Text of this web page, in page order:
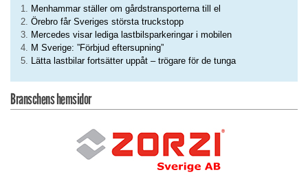
Menhammar ställer om gårdstransporterna till el
Örebro får Sveriges största truckstopp
Mercedes visar lediga lastbilsparkeringar i mobilen
M Sverige: ”Förbjud eftersupning”
Lätta lastbilar fortsätter uppåt – trögare för de tunga
Branschens hemsidor